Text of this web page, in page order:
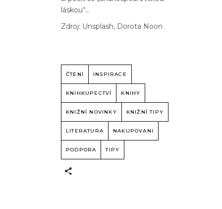
láskou“…
Zdroj: Unsplash, Dorota Noon
ČTENÍ INSPIRACE
KNIHKUPECTVÍ KNIHY
KNIŽNÍ NOVINKY KNIŽNÍ TIPY
LITERATURA NAKUPOVANI
PODPORA TIPY